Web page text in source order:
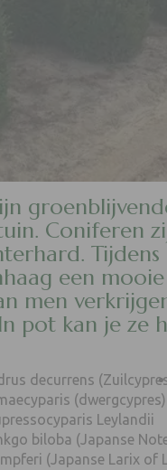
Coniferen
een
men
pot kan je ze
decurrens
(dwergcypres)
Leylandii
biloba (Japanse
(Japanse Larix of